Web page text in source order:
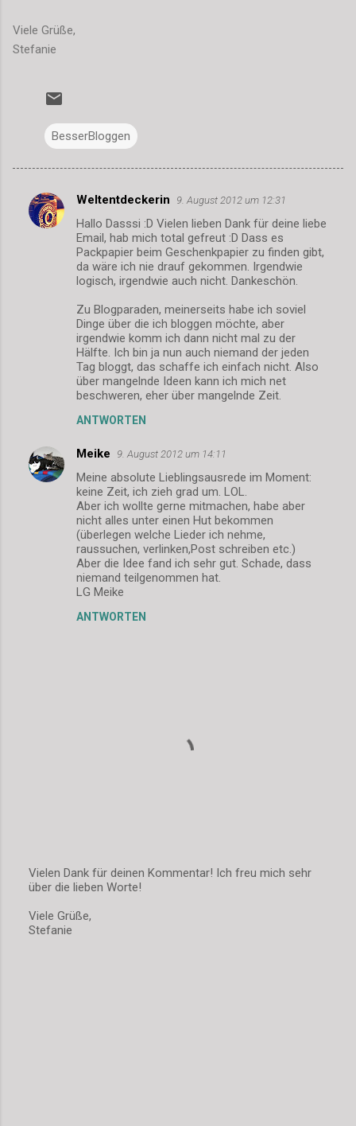
Viele Grüße,
Stefanie
BesserBloggen
K
o
Weltentdeckerin 9. August 2012 um 12:31
Hallo Dasssi :D Vielen lieben Dank für deine liebe
Email, hab mich total gefreut :D Dass es
Packpapier beim Geschenkpapier zu finden gibt,
da wäre ich nie drauf gekommen. Irgendwie
logisch, irgendwie auch nicht. Dankeschön.
Zu Blogparaden, meinerseits habe ich soviel
Dinge über die ich bloggen möchte, aber
irgendwie komm ich dann nicht mal zu der
Hälfte. Ich bin ja nun auch niemand der jeden
Tag bloggt, das schaffe ich einfach nicht. Also
über mangelnde Ideen kann ich mich net
beschweren, eher über mangelnde Zeit.
ANTWORTEN
Meike 9. August 2012 um 14:11
Meine absolute Lieblingsausrede im Moment:
keine Zeit, ich zieh grad um. LOL.
Aber ich wollte gerne mitmachen, habe aber
nicht alles unter einen Hut bekommen
(überlegen welche Lieder ich nehme,
raussuchen, verlinken,Post schreiben etc.)
Aber die Idee fand ich sehr gut. Schade, dass
niemand teilgenommen hat.
LG Meike
ANTWORTEN
K
m
m
Vielen Dank für deinen Kommentar! Ich freu mich sehr
über die lieben Worte!
Viele Grüße,
Stefanie